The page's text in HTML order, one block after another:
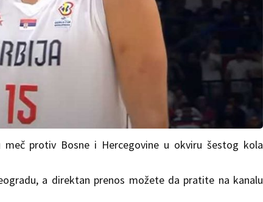
meč protiv Bosne i Hercegovine u okviru šestog kola
a direktan prenos možete da pratite na kanalu